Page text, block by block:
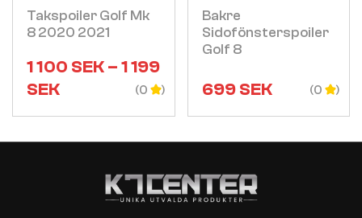
Takspoiler Golf Mk
8 2020 2021
1 100 SEK–1 199
SEK
(0
Bakre
Sidofönsterspoiler
Golf 8
699SEK (0